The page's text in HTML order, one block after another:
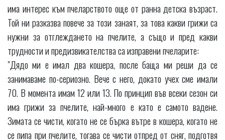
има интерес към пчеларството още от ранна детска възраст.
Той ни разказва повече за този занаят, за това какви грижи са
нужни за отглеждането на пчелите, а също и пред какви
трудности и предизвикателства са изправени пчеларите:
"Дядо ми е имал два кошера, после баща ми реши да се
занимаваме по-сериозно. Вече с него, докато учех сме имали
70. В момента имам 12 или 13. По принцип във всеки сезон си
има грижи за пчелите, най-много е като е самото вадене.
Зимата се чисти, когато не се бърка вътре в кошера, когато не
се пипа при пчелите, тогава се чисти отпред от сняг, подготвя